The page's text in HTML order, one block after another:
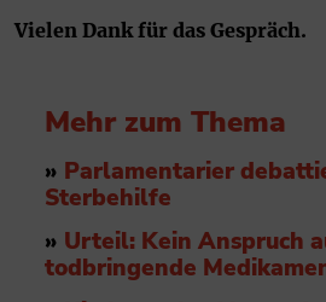
Vielen Dank für das Gespräch.
Mehr zum Thema
» Parlamentarier
Sterbehilfe
» Urteil: Kein Anspruch
todbringende